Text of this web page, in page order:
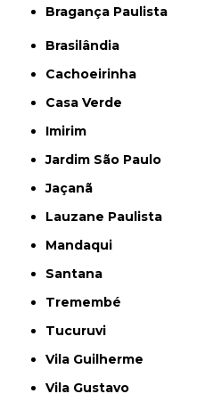
Bragança Paulista
Brasilândia
Cachoeirinha
Casa Verde
Imirim
Jardim São Paulo
Jaçanã
Lauzane Paulista
Mandaqui
Santana
Tremembé
Tucuruvi
Vila Guilherme
Vila Gustavo